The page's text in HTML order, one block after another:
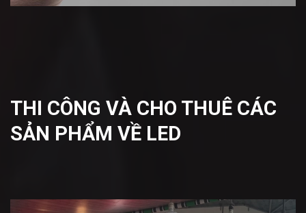
THI CÔNG VÀ CHO THUÊ CÁC
SẢN PHẨM VỀ LED